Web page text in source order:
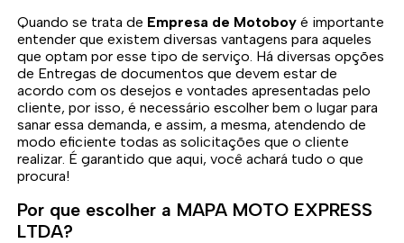
Quando se trata de Empresa de Motoboy é importante
entender que existem diversas vantagens para aqueles
que optam por esse tipo de serviço. Há diversas opções
de Entregas de documentos que devem estar de
acordo com os desejos e vontades apresentadas pelo
cliente, por isso, é necessário escolher bem o lugar para
sanar essa demanda, e assim, a mesma, atendendo de
modo eficiente todas as solicitações que o cliente
realizar. É garantido que aqui, você achará tudo o que
procura!
Por que escolher a MAPA MOTO EXPRESS
LTDA?